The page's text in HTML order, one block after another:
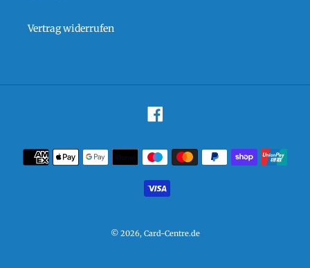
Vertrag widerrufen
Zahlungsarten
© 2026, Card-Centre.de